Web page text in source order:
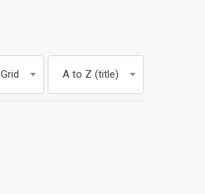
A to Z (title)
Grid